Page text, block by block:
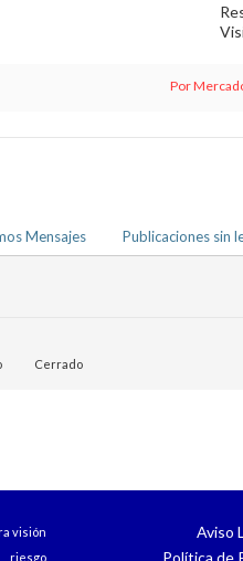
Por
Mensajes Publicaciones sin
Cerrado
visión
riesgo
Aviso